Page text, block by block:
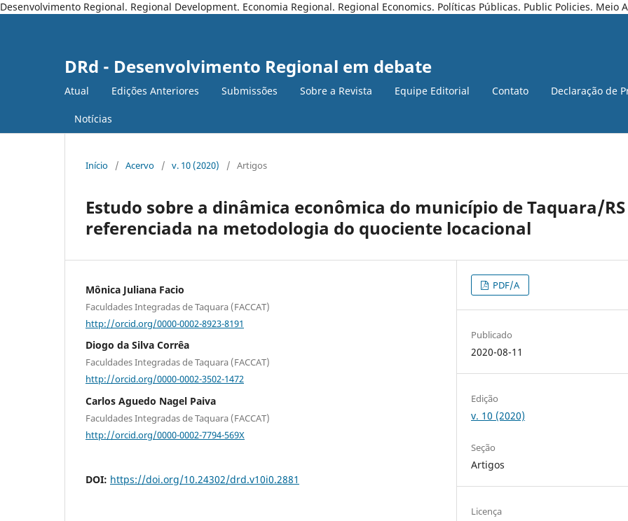
Desenvolvimento Regional. Regional Development. Economia Regional. Regional Economics. Políticas Públicas. Public Policies. Meio
DRd - Desenvolvimento Regional em debate
Atual Edições Anteriores Submissões Sobre a Revista Equipe Editorial Contato Declaração de
Notícias
Início / Acervo / v. 10 (2020) / Artigos
Estudo sobre a dinâmica econômica do município de Taquara/RS
referenciada na metodologia do quociente locacional
Mônica Juliana Facio
Faculdades Integradas de Taquara (FACCAT)
http://orcid.org/0000-0002-8923-8191
Diogo da Silva Corrêa
Faculdades Integradas de Taquara (FACCAT)
http://orcid.org/0000-0002-3502-1472
Carlos Aguedo Nagel Paiva
Faculdades Integradas de Taquara (FACCAT)
http://orcid.org/0000-0002-7794-569X
DOI: https://doi.org/10.24302/drd.v10i0.2881
PDF/A
Publicado
2020-08-11
Edição
v. 10 (2020)
Seção
Artigos
Licença